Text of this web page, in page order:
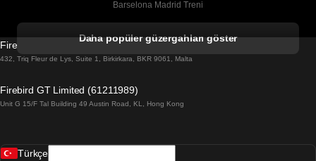
Barselona Madrid Treni
Barselona Sevilla Treni
Belfast Dublin Treni
Daha popüler güzergahları göster
Firebird GT Limited (OC 1451)
432, Triq Fleur de Lys, Suite 1, Birkirkara, BKR 9061, Malta
Firebird GT Limited (61211989)
Unit G 15/F Tal Building 49 Austin Road, KL, Hong Kong
Türkçe